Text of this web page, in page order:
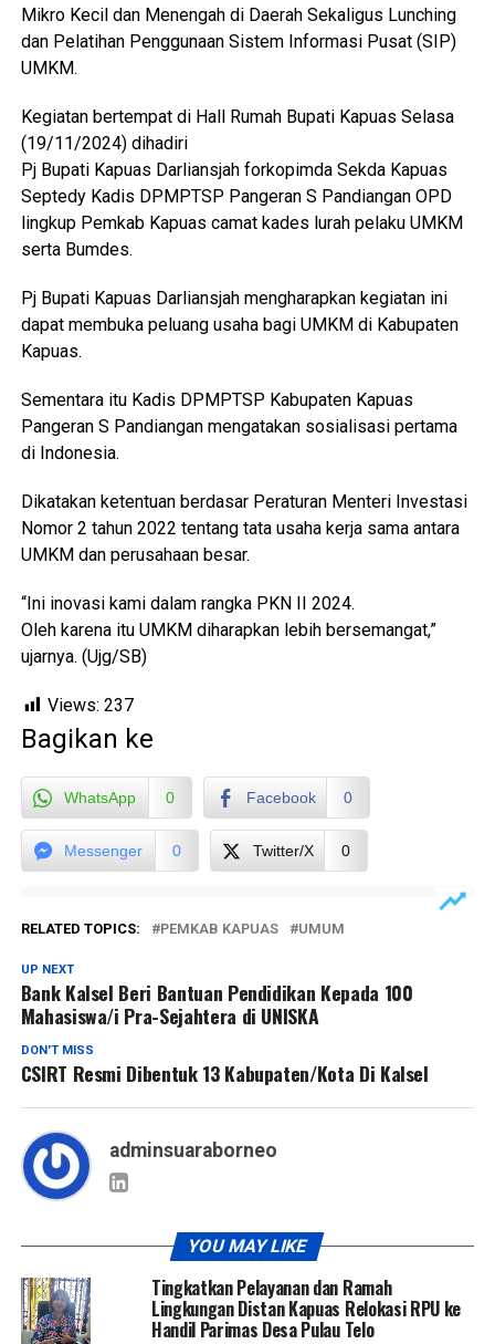
Mikro Kecil dan Menengah di Daerah Sekaligus Lunching
dan Pelatihan Penggunaan Sistem Informasi Pusat (SIP)
UMKM.
Kegiatan bertempat di Hall Rumah Bupati Kapuas Selasa
(19/11/2024) dihadiri
Pj Bupati Kapuas Darliansjah forkopimda Sekda Kapuas
Septedy Kadis DPMPTSP Pangeran S Pandiangan OPD
lingkup Pemkab Kapuas camat kades lurah pelaku UMKM
serta Bumdes.
Pj Bupati Kapuas Darliansjah mengharapkan kegiatan ini
dapat membuka peluang usaha bagi UMKM di Kabupaten
Kapuas.
Sementara itu Kadis DPMPTSP Kabupaten Kapuas
Pangeran S Pandiangan mengatakan sosialisasi pertama
di Indonesia.
Dikatakan ketentuan berdasar Peraturan Menteri Investasi
Nomor 2 tahun 2022 tentang tata usaha kerja sama antara
UMKM dan perusahaan besar.
“Ini inovasi kami dalam rangka PKN II 2024.
Oleh karena itu UMKM diharapkan lebih bersemangat,”
ujarnya. (Ujg/SB)
Views: 237
Bagikan ke
WhatsApp 0 Facebook 0
Messenger 0 Twitter/X 0
RELATED TOPICS: PEMKAB KAPUAS UMUM
UP NEXT
Bank Kalsel Beri Bantuan Pendidikan Kepada 100
Mahasiswa/i Pra-Sejahtera di UNISKA
DON'T MISS
CSIRT Resmi Dibentuk 13 Kabupaten/Kota Di Kalsel
adminsuaraborneo
YOU MAY LIKE
Tingkatkan Pelayanan dan Ramah
Lingkungan Distan Kapuas Relokasi RPU ke
Handil Parimas Desa Pulau Telo